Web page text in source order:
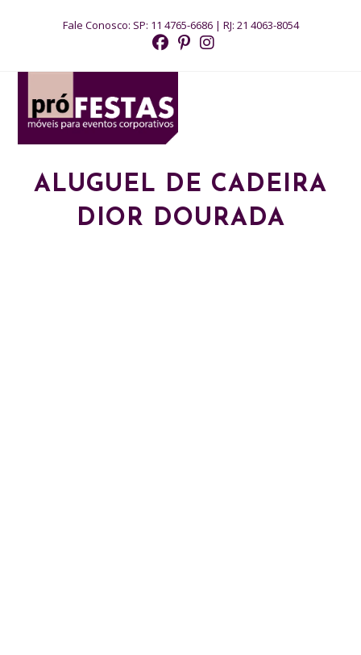
conteúdo
Fale Conosco: SP: 11 4765-6686| RJ: 21 4063-8054
ALUGUEL DE CADEIRA
DIOR DOURADA